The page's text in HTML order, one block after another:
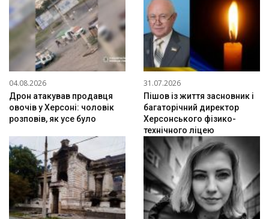
04.08.2026
Дрон атакував продавця
овочів у Херсоні: чоловік
розповів, як усе було
31.07.2026
Пішов із життя засновник і
багаторічний директор
Херсонського фізико-
технічного ліцею